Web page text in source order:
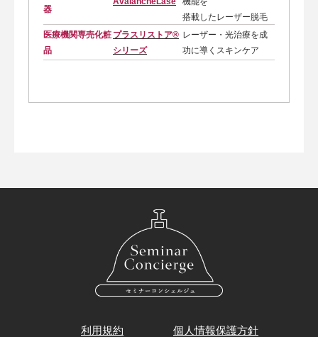
器
搭載したレーザー脱毛
医療機関専売化粧
品
プラスリストア®
シリーズ
レーザー・光治療を成
功に導くスキンケア
利用規約 個人情報保護方針